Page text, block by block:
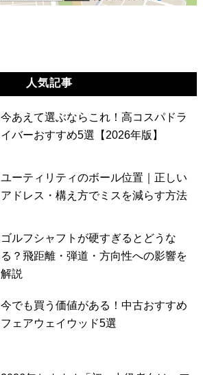
人気記事
今あえて選ぶならこれ！高コスパドラ
イバーおすすめ5選【2026年版】
ユーティリティのボール位置｜正しい
アドレス・構え方でミスを減らす方法
ゴルフシャフトが硬すぎるとどうな
る？飛距離・弾道・方向性への影響を
解説
今でも買う価値がある！中古おすすめ
フェアウェイウッド5選